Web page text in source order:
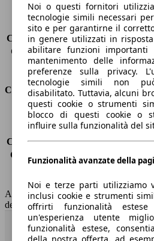
Sedili
5
Carico sul tetto
-
Capacità di traino (senza freni) -
Capacità di traino (con freni)
Volume del bagagliaio
487 l
Consumi
Emissioni di CO2*
32 g/km
Consumo (urbano)
6.3 l/
Consumo (extra-urbano) 4.2 l/
Consumo (combinato)*
1.4 l/100km
Capacità del serbatoio
43 l
AutoScout24 non si assume alcuna
dei dati.
Noi o questi fornitori
tecnologie simili necessari
sito e per garantirne il
in genere utilizzati in
abilitare funzioni importanti
mantenimento delle
preferenze sulla privacy.
tecnologie simili non
disabilitato. Tuttavia, alcuni
questi cookie o strumenti
blocco di questi cookie o
influire sulla funzionalità del
Funzionalità avanzate della
Noi e terze parti utilizziamo
inclusi cookie e strumenti
offrirti funzionalità
un'esperienza utente
funzionalità estese,
della nostra offerta, ad